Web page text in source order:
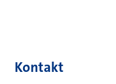
Kontakt